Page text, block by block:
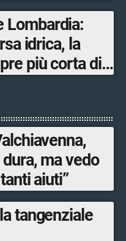
Lombardia:
idrica, la
più corta di
dura, ma vedo
aiuti”
tangenziale